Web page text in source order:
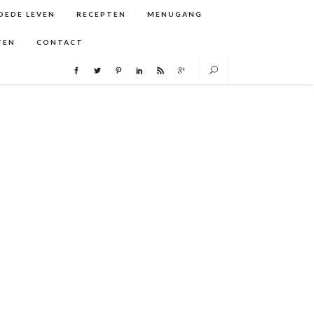
LEVEN RECEPTEN MENUGANG
CONTACT